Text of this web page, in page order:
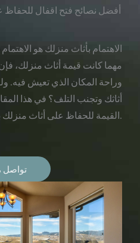
أفضل نصائح فتح اقفال للحفاظ
الاهتمام بأثاث منزلك هو
مهما كانت قيمة أثاث منزلك،
وراحة المكان الذي تعيش فيه.
أثاثك وتجنب التلف؟ في هذا
القيمة للحفاظ على أثاث منزلك بحالة جيدة وتجنب التلف.
تواصل